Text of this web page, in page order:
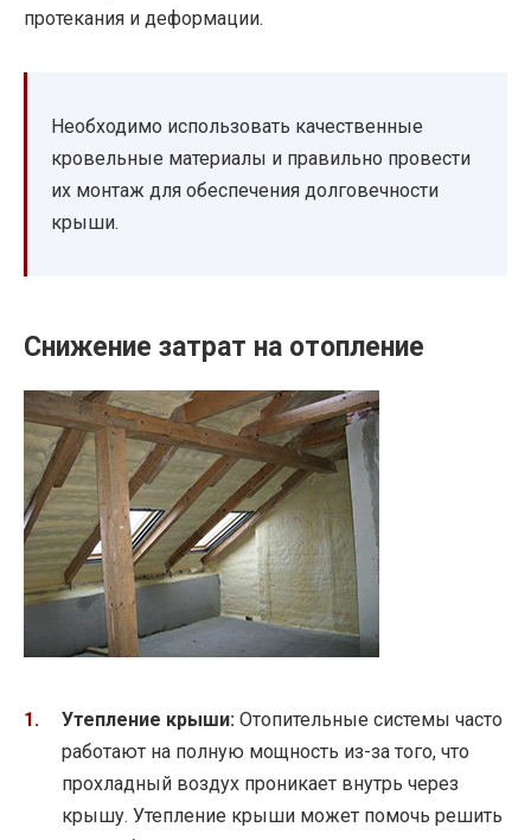
протекания и деформации.
Необходимо использовать качественные
кровельные материалы и правильно провести
их монтаж для обеспечения долговечности
крыши.
Снижение затрат на отопление
Утепление крыши: Отопительные системы часто
работают на полную мощность из-за того, что
прохладный воздух проникает внутрь через
крышу. Утепление крыши может помочь решить